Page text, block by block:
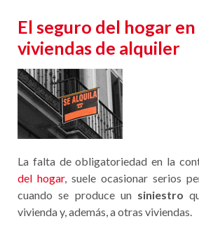
El seguro del hogar en
viviendas de alquiler
La falta de obligatoriedad en la
del hogar, suele ocasionar serios
cuando se produce un siniestro
vivienda y, además, a otras viviendas.